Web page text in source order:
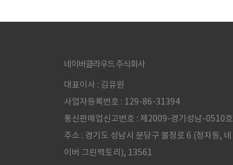
네이버클라우드 주식회사
대표이사 : 김유원
사업자등록번호 : 129-86-31394
통신판매업신고번호 : 제2009-경기성남-0510호
주소 : 경기도 성남시 분당구 불정로 6 (정자동, 네
이버 그린팩토리), 13561